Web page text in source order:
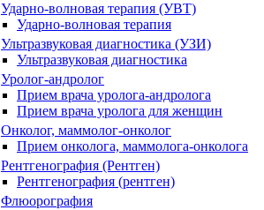
Ударно-волновая терапия (УВТ)
Ударно-волновая терапия
Ультразвуковая диагностика (УЗИ)
Ультразвуковая диагностика
Уролог-андролог
Прием врача уролога-андролога
Прием врача уролога для женщин
Онколог, маммолог-онколог
Прием онколога, маммолога-онколога
Рентгенография (Рентген)
Рентгенография (рентген)
Флюорография